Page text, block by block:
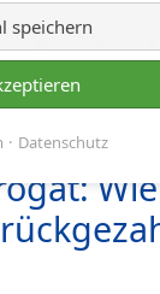
speichern
Datenschutz
W